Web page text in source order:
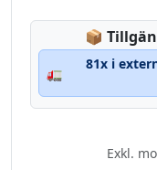
📦
🚛
81x i
Exkl.